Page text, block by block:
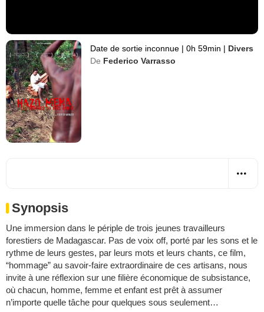
Date de sortie inconnue | 0h 59min | Divers
De Federico Varrasso
Synopsis
Une immersion dans le périple de trois jeunes travailleurs
forestiers de Madagascar. Pas de voix off, porté par les sons et le
rythme de leurs gestes, par leurs mots et leurs chants, ce film,
“hommage” au savoir-faire extraordinaire de ces artisans, nous
invite à une réflexion sur une filière économique de subsistance,
où chacun, homme, femme et enfant est prêt à assumer
n’importe quelle tâche pour quelques sous seulement…